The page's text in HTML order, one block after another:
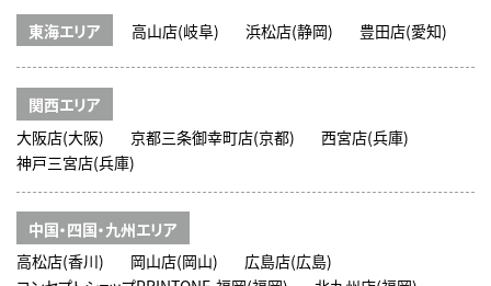
東海エリア 高山店(岐阜) 浜松店(静岡) 豊田店(愛知)
関西エリア
大阪店(大阪)
京都三条御幸町店(京都)
西宮店(兵庫)
神戸三宮店(兵庫)
中国・四国・九州エリア
高松店(香川)
岡山店(岡山)
広島店(広島)